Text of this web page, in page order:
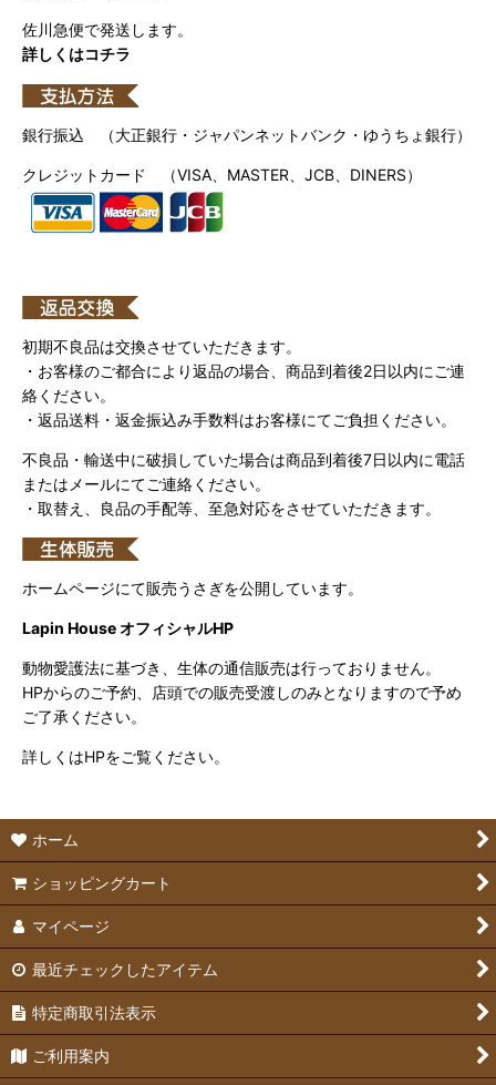
佐川急便で発送します。
詳しくはコチラ
銀行振込 （大正銀行・ジャパンネットバンク・ゆうちょ銀行）
クレジットカード （VISA、MASTER、JCB、DINERS）
初期不良品は交換させていただきます。
・お客様のご都合により返品の場合、商品到着後2日以内にご連
絡ください。
・返品送料・返金振込み手数料はお客様にてご負担ください。
不良品・輸送中に破損していた場合は商品到着後7日以内に電話
またはメールにてご連絡ください。
・取替え、良品の手配等、至急対応をさせていただきます。
ホームページにて販売うさぎを公開しています。
Lapin House オフィシャルHP
動物愛護法に基づき、生体の通信販売は行っておりません。
HPからのご予約、店頭での販売受渡しのみとなりますので予め
ご了承ください。
詳しくはHPをご覧ください。
ホーム
ショッピングカート
マイページ
最近チェックしたアイテム
特定商取引法表示
ご利用案内